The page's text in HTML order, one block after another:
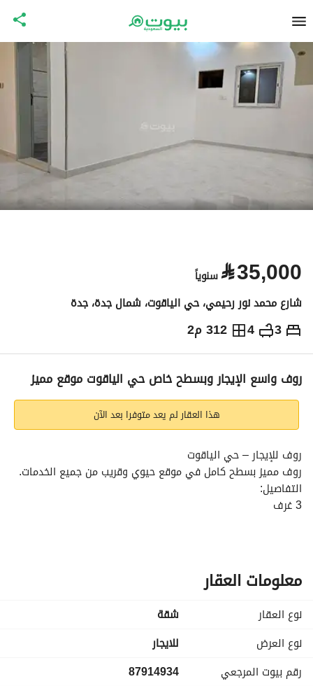
⃁35,000 سنوياً
شارع محمد نور رحيمي، حي الياقوت، شمال جدة، جدة
3
4 312 م2 ⃁
35,000سنوياً
الإعلان الاماكن القريبة
روف واسع الإيجار وبسطح خاص حي الياقوت موقع مميز
هذا العقار لم يعد متوفرا بعد الآن
روف للإيجار – حي الياقوت
روف مميز بسطح كامل في موقع حيوي وقريب من جميع الخدمات.
التفاصيل:
3 غرف
دورة مياه مع مغسلة خارجية في السطح
مدخلين
المميزات:
الدور الثالث
مصعد
مدخل خاص
عداد كهرباء مستقل
معلومات العقار
نوع العقار
شقة
نوع العرض
للايجار
رقم بيوت المرجعي
87914934